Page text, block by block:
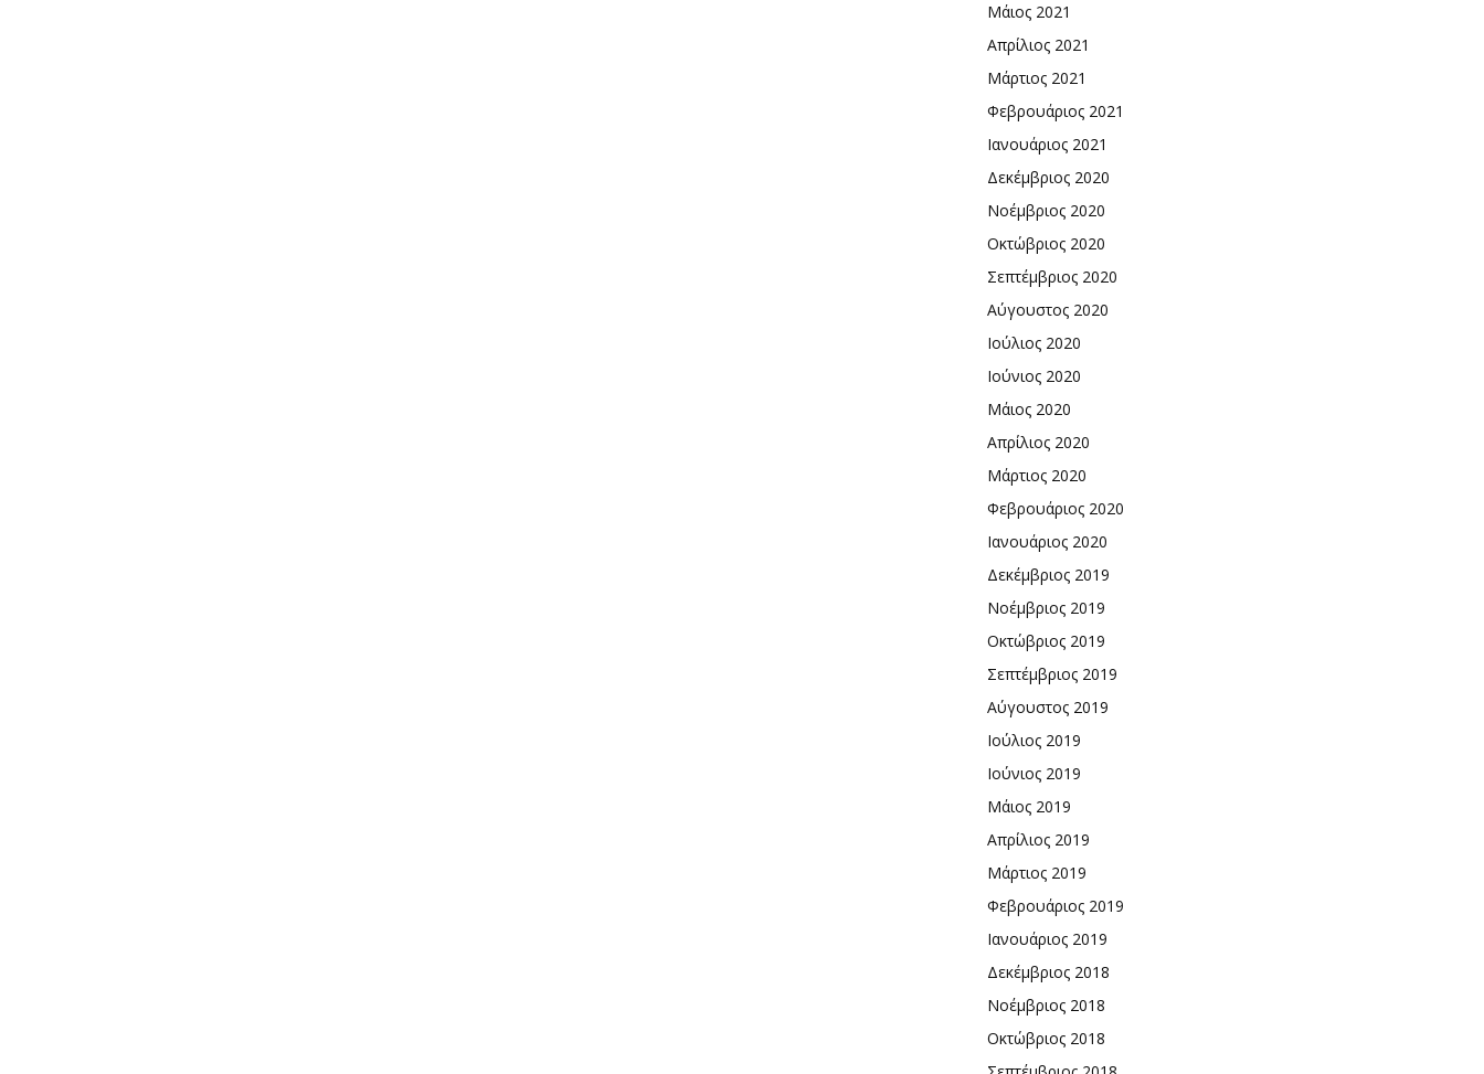
Μάιος 2021
Απρίλιος 2021
Μάρτιος 2021
Φεβρουάριος 2021
Ιανουάριος 2021
Δεκέμβριος 2020
Νοέμβριος 2020
Οκτώβριος 2020
Σεπτέμβριος 2020
Αύγουστος 2020
Ιούλιος 2020
Ιούνιος 2020
Μάιος 2020
Απρίλιος 2020
Μάρτιος 2020
Φεβρουάριος 2020
Ιανουάριος 2020
Δεκέμβριος 2019
Νοέμβριος 2019
Οκτώβριος 2019
Σεπτέμβριος 2019
Αύγουστος 2019
Ιούλιος 2019
Ιούνιος 2019
Μάιος 2019
Απρίλιος 2019
Μάρτιος 2019
Φεβρουάριος 2019
Ιανουάριος 2019
Δεκέμβριος 2018
Νοέμβριος 2018
Οκτώβριος 2018